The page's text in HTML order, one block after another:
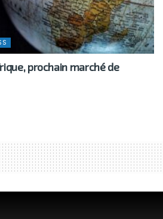
prochain marché de